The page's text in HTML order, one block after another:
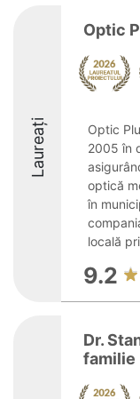
Laureați
Optic
Optic
2005 în
optică
în
locală
9.2
Dr.
familie